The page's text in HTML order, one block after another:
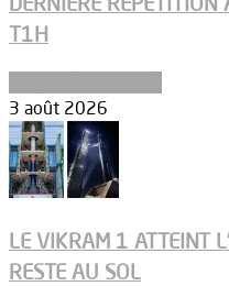
T1H
3 août 2026
LE VIKRAM 1 ATTEINT
RESTE AU SOL